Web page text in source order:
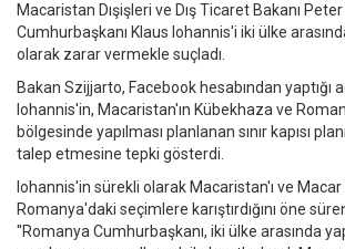
Macaristan Dışişleri ve Dış Ticaret Bakanı
Cumhurbaşkanı Klaus Iohannis'i iki ülke
olarak zarar vermekle suçladı.
Bakan Szijjarto, Facebook hesabından yaptığı
Iohannis'in, Macaristan'ın Kübekhaza ve
bölgesinde yapılması planlanan sınır kapısı
talep etmesine tepki gösterdi.
Iohannis'in sürekli olarak Macaristan'ı ve
Romanya'daki seçimlere karıştırdığını öne
''Romanya Cumhurbaşkanı, iki ülke arasında